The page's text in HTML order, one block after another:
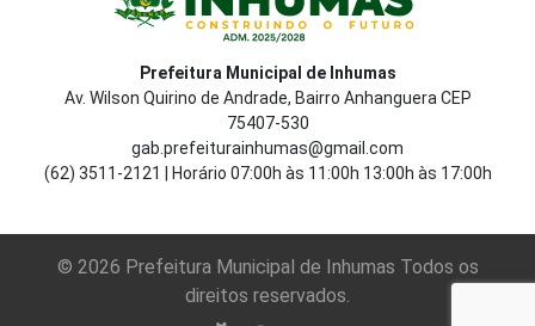
Prefeitura Municipal de Inhumas
Av. Wilson Quirino de Andrade, Bairro Anhanguera CEP
75407-530
gab.prefeiturainhumas@gmail.com
(62) 3511-2121 | Horário 07:00h às 11:00h 13:00h às 17:00h
© 2026 Prefeitura Municipal de Inhumas Todos os
direitos reservados.